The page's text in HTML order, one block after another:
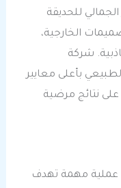
للحديقة
الخارجية،
شركة
بأعلى معايير
نتائج مرضية
عملية مهمة تهدف